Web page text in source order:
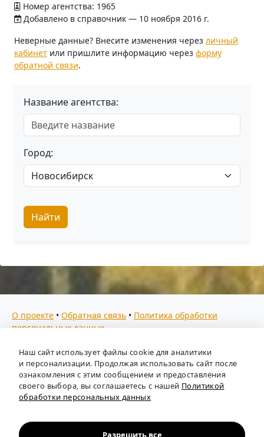
Номер агентства: 1965
Добавлено в справочник — 10 ноября 2016 г.
Неверные данные? Внесите изменения через личный
кабинет или пришлите информацию через форму
обратной связи.
Название агентства:
Город:
Найти
О проекте • Обратная связь • Политика обработки
персональных данных
Мы собираем отзывы, составляем рейтинги и
предоставляем всю информацию о кадровых агентствах
России. Также анализируем ключевые тенденции рынка
труда: отслеживаем динамику зарплат, уровень
безработицы и общую обстановку в отрасли, чтобы вы
Независимый портал-справочник«Кадровые агентства
Наш сайт использует файлы cookie для аналитики
и персонализации. Продолжая использовать сайт после
ознакомления с этим сообщением и предоставления
своего выбора, вы соглашаетесь с нашей Политикой
обработки персональных данных
Разрешить все